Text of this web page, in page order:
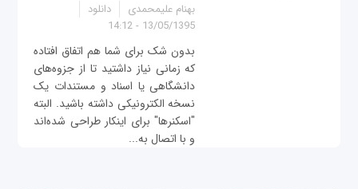
بهنام علیمحمدی
دانلود
13/05/1395 - 14:12
بدون شک برای شما هم اتفاق افتاده
که زمانی نیاز داشتید تا از جزوه‌های
دانشگاهی یا اسناد و مستندات یک
نسخه الکترونیکی داشته باشید. البته
"اسکنرها" برای اینکار طراحی شده‌‌اند
و با اتصال به...